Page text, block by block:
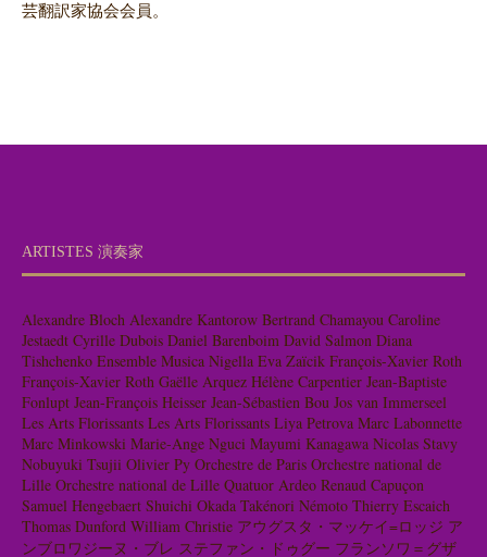
芸翻訳家協会会員。
ARTISTES 演奏家
Alexandre Bloch Alexandre Kantorow Bertrand Chamayou Caroline
Jestaedt Cyrille Dubois Daniel Barenboim David Salmon Diana
Tishchenko Ensemble Musica Nigella Eva Zaïcik François-Xavier Roth
François-Xavier Roth Gaëlle Arquez Hélène Carpentier Jean-Baptiste
Fonlupt Jean-François Heisser Jean-Sébastien Bou Jos van Immerseel
Les Arts Florissants Les Arts Florissants Liya Petrova Marc Labonnette
Marc Minkowski Marie-Ange Nguci Mayumi Kanagawa Nicolas Stavy
Nobuyuki Tsujii Olivier Py Orchestre de Paris Orchestre national de
Lille Orchestre national de Lille Quatuor Ardeo Renaud Capuçon
Samuel Hengebaert Shuichi Okada Takénori Némoto Thierry Escaich
Thomas Dunford William Christie アウグスタ・マッケイ=ロッジ ア
ンブロワジーヌ・ブレ ステファン・ドゥグー フランソワ＝グザ